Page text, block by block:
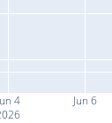
4 Jun 6